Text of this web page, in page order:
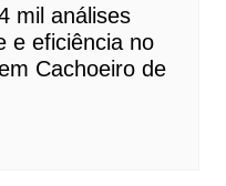
mil análises
e eficiência no
Cachoeiro de